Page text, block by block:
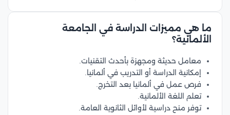
ما هي مميزات الدراسة في الجامعة
الألمانية؟
معامل حديثة ومجهزة بأحدث التقنيات.
إمكانية الدراسة أو التدريب في ألمانيا.
فرص عمل في ألمانيا بعد التخرج.
تعلم اللغة الألمانية.
توفر منح دراسية لأوائل الثانوية العامة.